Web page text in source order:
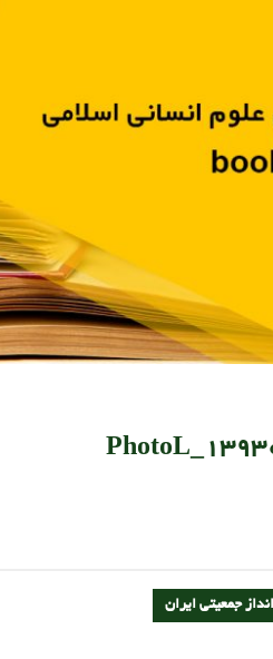
جمعیتی ایران